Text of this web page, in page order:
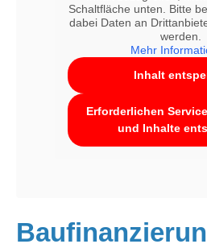
Schaltfläche unten. Bitte
dabei Daten an
werden.
Mehr
Inhalt
Erforderlichen
und Inhalte